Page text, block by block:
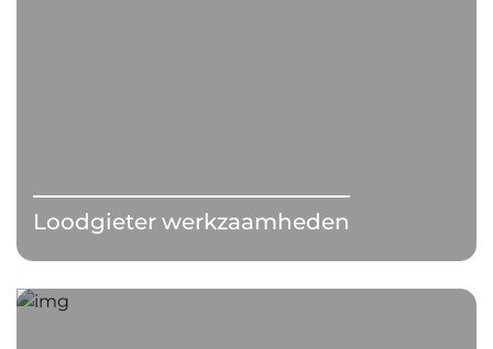
Loodgieter werkzaamheden